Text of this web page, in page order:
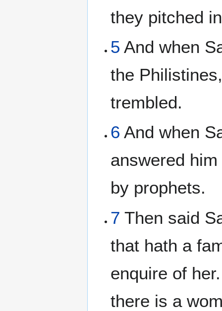
they pitched
5 And when
the
trembled.
6 And when
answered
by prophets.
7 Then said
that hath a
enquire of
there is a